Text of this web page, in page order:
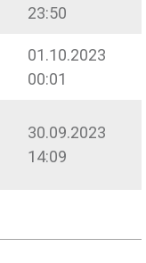
23:50
01.10.2023
00:01
30.09.2023
14:09